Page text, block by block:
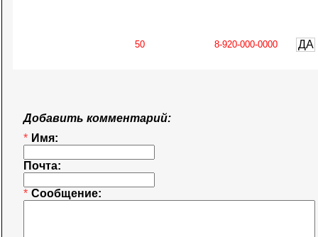
ДА
Добавить комментарий:
* Имя:
Почта:
* Сообщение: